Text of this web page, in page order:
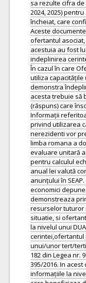
sa rezulte cifra de
2024, 2025)
încheiat, care
Aceste
ofertantul
acestuia au fost
indeplinirea
În cazul în care
utiliza
demonstra
acesta trebuie să
(răspuns) care
Informații
privind utilizarea
nerezidenti vor
limba romana a
evaluare unitară
pentru calculul
anual lei valută
anunțului în
economici
demonstreaza
resurselor tuturor
situatie, si
la nivelul unui
cerintei,ofertantul
unui/unor tert/
182 din Legea nr.
395/2016. In
informațiile la